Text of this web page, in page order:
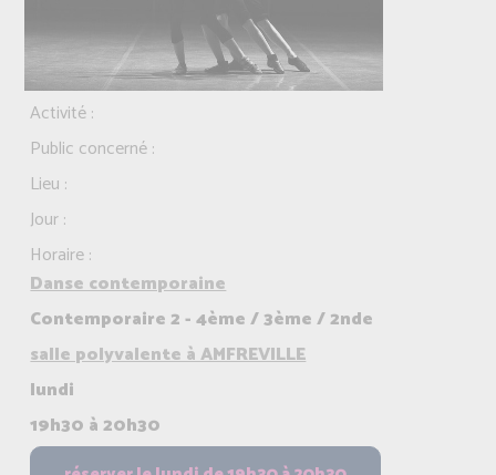
Activité :
Public concerné :
Lieu :
Jour :
Horaire :
Danse contemporaine
Contemporaire 2 - 4ème / 3ème / 2nde
salle polyvalente à AMFREVILLE
lundi
19h30 à 20h30